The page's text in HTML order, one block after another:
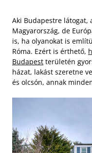
Aki Budapestre látogat,
Magyarország, de
is, ha olyanokat is
Róma. Ezért is érthető,
Budapest területén
házat, lakást szeretne
és olcsón, annak